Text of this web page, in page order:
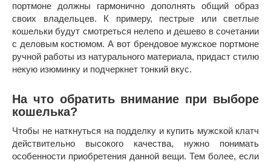
портмоне должны гармонично дополнять общий образ
своих владельцев. К примеру, пестрые или светлые
кошельки будут смотреться нелепо и дешево в сочетании
с деловым костюмом. А вот брендовое мужское портмоне
ручной работы из натурального материала, придаст стилю
некую изюминку и подчеркнет тонкий вкус.
На что обратить внимание при выборе
кошелька?
Чтобы не наткнуться на подделку и купить мужской клатч
действительно высокого качества, нужно понимать
особенности приобретения данной вещи. Тем более, если